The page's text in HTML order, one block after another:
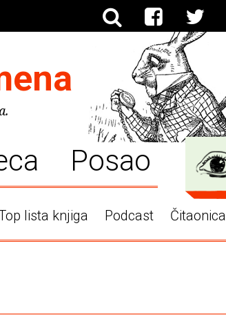
Posao
lista knjiga Podcast Čitaonica